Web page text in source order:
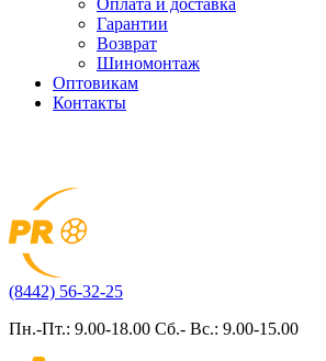
Оплата и доставка
Гарантии
Возврат
Шиномонтаж
Оптовикам
Контакты
(8442) 56-32-25
Пн.-Пт.: 9.00-18.00 Сб.- Вс.: 9.00-15.00